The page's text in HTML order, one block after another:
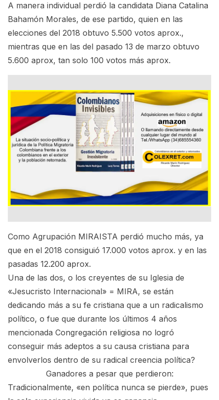
A manera individual perdió la candidata Diana Catalina
Bahamón Morales, de ese partido, quien en las
elecciones del 2018 obtuvo 5.500 votos aprox.,
mientras que en las del pasado 13 de marzo obtuvo
5.600 aprox, tan solo 100 votos más aprox.
Como Agrupación MIRAISTA perdió mucho más, ya
que en el 2018 consiguió 17.000 votos aprox. y en las
pasadas 12.200 aprox.
Una de las dos, o los creyentes de su Iglesia de
«Jesucristo Internacional» = MIRA, se están
dedicando más a su fe cristiana que a un radicalismo
político, o fue que durante los últimos 4 años
mencionada Congregación religiosa no logró
conseguir más adeptos a su causa cristiana para
envolverlos dentro de su radical creencia política?
Ganadores a pesar que perdieron:
Tradicionalmente, «en política nunca se pierde», pues